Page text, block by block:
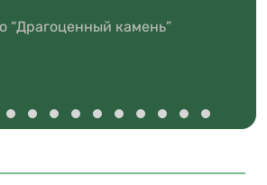
“Драгоценный камень”